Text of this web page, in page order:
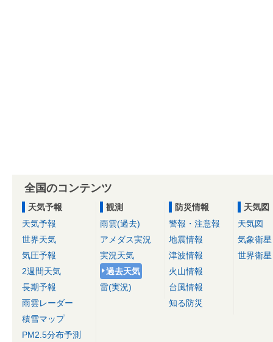
全国のコンテンツ
天気予報
天気予報
世界天気
気圧予報
2週間天気
長期予報
雨雲レーダー
積雪マップ
PM2.5分布予測
観測
雨雲(過去)
アメダス実況
実況天気
過去天気
雷(実況)
防災情報
警報・注意報
地震情報
津波情報
火山情報
台風情報
知る防災
天気図
天気図
気象衛星
世界衛星